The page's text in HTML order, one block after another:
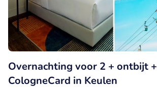
Overnachting voor 2 + ontbijt +
CologneCard in Keulen